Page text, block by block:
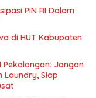
PIN RI Dalam
di HUT Kabupaten
Pekalongan: Jangan
Laundry, Siap